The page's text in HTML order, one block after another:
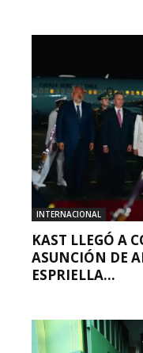
INTERNACIONAL
KAST LLEGÓ A
ASUNCIÓN DE
ESPRIELLA...